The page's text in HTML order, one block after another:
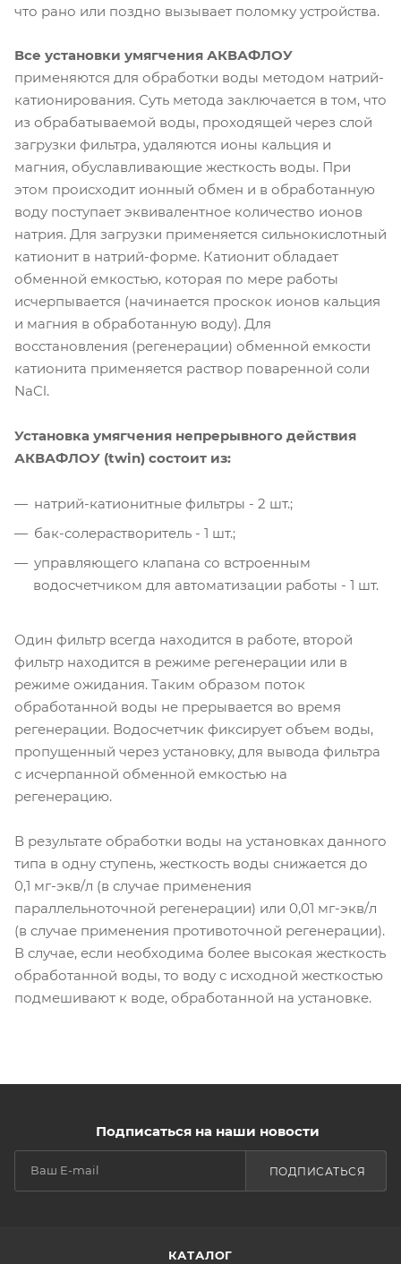
что рано или поздно вызывает поломку устройства.
Все установки умягчения АКВАФЛОУ
применяются для обработки воды методом натрий-
катионирования. Суть метода заключается в том, что
из обрабатываемой воды, проходящей через слой
загрузки фильтра, удаляются ионы кальция и
магния, обуславливающие жесткость воды. При
этом происходит ионный обмен и в обработанную
воду поступает эквивалентное количество ионов
натрия. Для загрузки применяется сильнокислотный
катионит в натрий-форме. Катионит обладает
обменной емкостью, которая по мере работы
исчерпывается (начинается проскок ионов кальция
и магния в обработанную воду). Для
восстановления (регенерации) обменной емкости
катионита применяется раствор поваренной соли
NaCl.
Установка умягчения непрерывного действия
АКВАФЛОУ (twin) состоит из:
натрий-катионитные фильтры - 2 шт.;
бак-солерастворитель - 1 шт.;
управляющего клапана со встроенным
водосчетчиком для автоматизации работы - 1 шт.
Один фильтр всегда находится в работе, второй
фильтр находится в режиме регенерации или в
режиме ожидания. Таким образом поток
обработанной воды не прерывается во время
регенерации. Водосчетчик фиксирует объем воды,
пропущенный через установку, для вывода фильтра
с исчерпанной обменной емкостью на
регенерацию.
В результате обработки воды на установках данного
типа в одну ступень, жесткость воды снижается до
0,1 мг-экв/л (в случае применения
параллельноточной регенерации) или 0,01 мг-экв/л
(в случае применения противоточной регенерации).
В случае, если необходима более высокая жесткость
обработанной воды, то воду с исходной жесткостью
подмешивают к воде, обработанной на установке.
Подписаться на наши новости
ПОДПИСАТЬСЯ
КАТАЛОГ